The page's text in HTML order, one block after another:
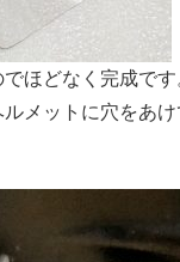
ほどなく完成です
メットに穴をあ